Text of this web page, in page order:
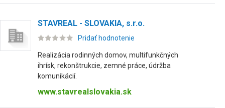
STAVREAL - SLOVAKIA, s.r.o.
Pridať hodnotenie
Realizácia rodinných domov, multifunkčných
ihrísk, rekonštrukcie, zemné práce, údržba
komunikácií.
www.stavrealslovakia.sk